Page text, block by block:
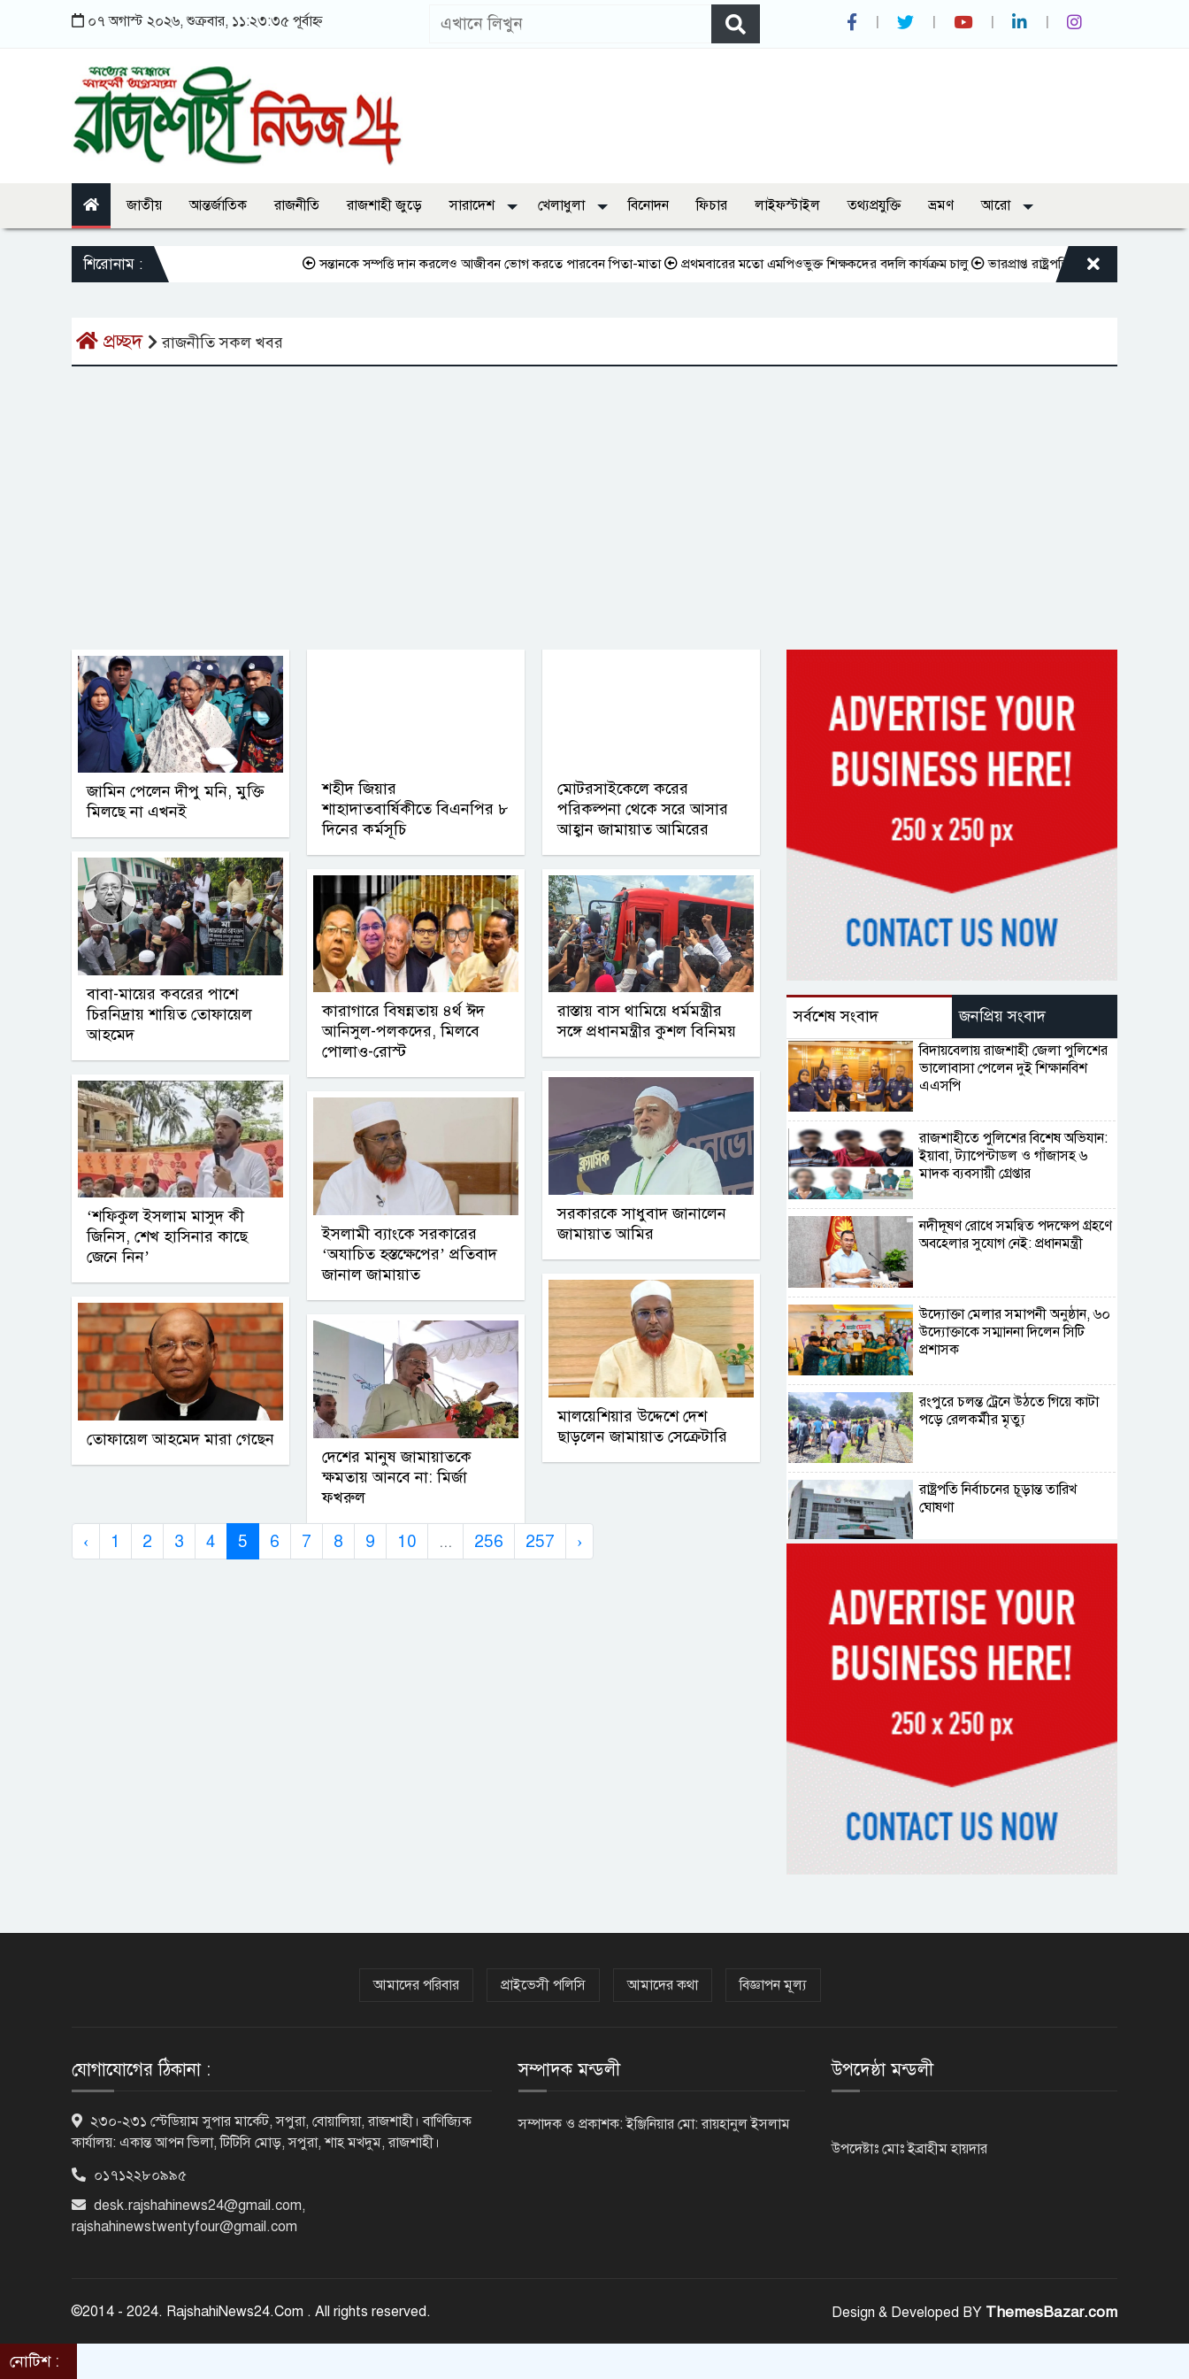
০৭ অগাস্ট ২০২৬, শুক্রবার, ১১:২৩:৩৫ পূর্বাহ্ন
জাতীয় আন্তর্জাতিক রাজনীতি রাজশাহী জুড়ে সারাদেশ খেলাধুলা বিনোদন ফিচার লাইফস্টাইল তথ্যপ্রযুক্তি ভ্রমণ আরো
শিরোনাম : সন্তানকে সম্পত্তি দান করলেও আজীবন ভোগ করতে পারবেন পিতা-মাতা প্রথমবারের মতো এমপিওভুক্ত শিক্ষকদের বদলি কার্যক্রম চালু ভারপ্রাপ্ত রাষ্ট্রপতিকে শুভেচ্ছা জানালেন রাসিক
প্রচ্ছদ রাজনীতি সকল খবর
জামিন পেলেন দীপু মনি, মুক্তি
মিলছে না এখনই
বাবা-মায়ের কবরের পাশে
চিরনিদ্রায় শায়িত তোফায়েল
আহমেদ
‘শফিকুল ইসলাম মাসুদ কী
জিনিস, শেখ হাসিনার কাছে
জেনে নিন’
তোফায়েল আহমেদ মারা গেছেন
শহীদ জিয়ার
শাহাদাতবার্ষিকীতে বিএনপির ৮
দিনের কর্মসূচি
কারাগারে বিষন্নতায় ৪র্থ ঈদ
আনিসুল-পলকদের, মিলবে
পোলাও-রোস্ট
ইসলামী ব্যাংকে সরকারের
‘অযাচিত হস্তক্ষেপের’ প্রতিবাদ
জানাল জামায়াত
দেশের মানুষ জামায়াতকে
ক্ষমতায় আনবে না: মির্জা
ফখরুল
মোটরসাইকেলে করের
পরিকল্পনা থেকে সরে আসার
আহ্বান জামায়াত আমিরের
রাস্তায় বাস থামিয়ে ধর্মমন্ত্রীর
সঙ্গে প্রধানমন্ত্রীর কুশল বিনিময়
সরকারকে সাধুবাদ জানালেন
জামায়াত আমির
মালয়েশিয়ার উদ্দেশে দেশ
ছাড়লেন জামায়াত সেক্রেটারি
‹ 1 2 3 4 5 6 7 8 9 10 ... 256 257 ›
সর্বশেষ সংবাদ জনপ্রিয় সংবাদ
বিদায়বেলায় রাজশাহী জেলা পুলিশের
ভালোবাসা পেলেন দুই শিক্ষানবিশ
এএসপি
রাজশাহীতে পুলিশের বিশেষ অভিযান:
ইয়াবা, ট্যাপেন্টাডল ও গাঁজাসহ ৬
মাদক ব্যবসায়ী গ্রেপ্তার
নদীদূষণ রোধে সমন্বিত পদক্ষেপ গ্রহণে
অবহেলার সুযোগ নেই: প্রধানমন্ত্রী
উদ্যোক্তা মেলার সমাপনী অনুষ্ঠান, ৬০
উদ্যোক্তাকে সম্মাননা দিলেন সিটি
প্রশাসক
রংপুরে চলন্ত ট্রেনে উঠতে গিয়ে কাটা
পড়ে রেলকর্মীর মৃত্যু
রাষ্ট্রপতি নির্বাচনের চূড়ান্ত তারিখ
ঘোষণা
স্মৃতিতে এখনও ৫ আগস্ট
ভিসাসেবা নিয়ে ভারতীয় হাইকমিশনের
সতর্কতা জারি
দুর্নীতিমুক্ত প্রশাসন গড়াই সরকারের
মূল লক্ষ্য : ভূমিমন্ত্রী
নেসকো কেন, কোনো কিছুই রাজশাহী
আমাদের পরিবার প্রাইভেসী পলিসি আমাদের কথা বিজ্ঞাপন মূল্য
যোগাযোগের ঠিকানা :
২৩০-২৩১ স্টেডিয়াম সুপার মার্কেট, সপুরা, বোয়ালিয়া, রাজশাহী। বাণিজ্যিক
কার্যালয়: একান্ত আপন ভিলা, টিটিসি মোড়, সপুরা, শাহ মখদুম, রাজশাহী।
০১৭১২২৮০৯৯৫
desk.rajshahinews24@gmail.com,
rajshahinewstwentyfour@gmail.com
সম্পাদক মন্ডলী
সম্পাদক ও প্রকাশক: ইঞ্জিনিয়ার মো: রায়হানুল ইসলাম
উপদেষ্ঠা মন্ডলী
উপদেষ্টাঃ মোঃ ইব্রাহীম হায়দার
©2014 - 2024. RajshahiNews24.Com . All rights reserved. Design & Developed BY ThemesBazar.com
নোটিশ :